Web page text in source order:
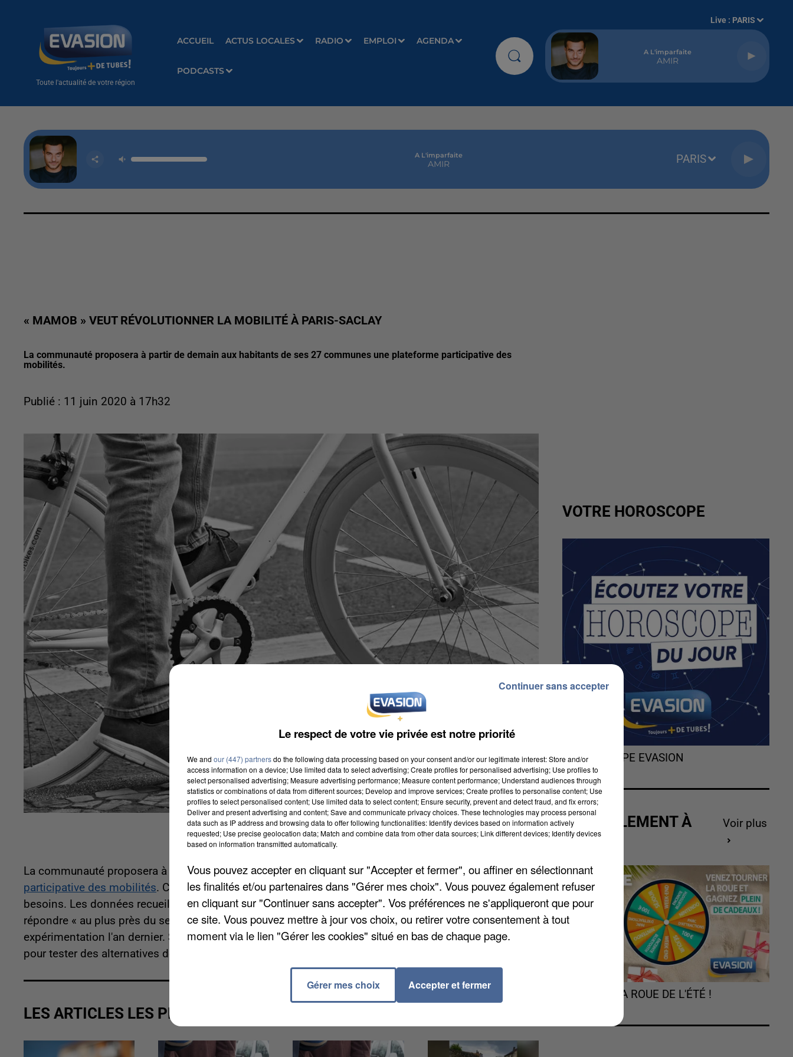
Toute l'actualité de votre région
ACCUEIL ACTUS LOCALES RADIO EMPLOI AGENDA
PODCASTS
Live : PARIS
A L'imparfaite
AMIR
A L'imparfaite
AMIR PARIS
« MAMOB » VEUT RÉVOLUTIONNER LA MOBILITÉ À PARIS-SACLAY
La communauté proposera à partir de demain aux habitants de ses 27 communes une plateforme participative des
mobilités.
Publié : 11 juin 2020 à 17h32
La communauté proposera à partir de demain aux habitants de ses 27 communesune plateforme
participative des mobilités. Chacun est invité à saisir son parcours, son mode de transport et ses
besoins. Les données recueillies permettront à Paris-Saclay d'affiner son offre de transport pour
répondre « au plus près du service attendu ». Cette plateforme, baptisée « maMob » était déjà en
expérimentation l'an dernier. Sur les 1.300 personnes qui l'ont essayée, 79% se disaient intéressées
pour tester des alternatives de mobilité comme le train ou le vélo, plutôt que la voiture.
LES ARTICLES LES PLUS VUS
VOTRE HOROSCOPE
L'HOROSCOPE EVASION
ACTUELLEMENT À
GAGNER
Voir plus
TOURNEZ LA ROUE DE L'ÉTÉ !
Le respect de votre vie privée est notre priorité
We and our (447) partnersdo the following data processing based on your consent and/or our legitimate interest: Store and/or
access information on a device; Use limited data to select advertising; Create profiles for personalised advertising; Use profiles to
select personalised advertising; Measure advertising performance; Measure content performance; Understand audiences through
statistics or combinations of data from different sources; Develop and improve services; Create profiles to personalise content; Use
profiles to select personalised content; Use limited data to select content; Ensure security, prevent and detect fraud, and fix errors;
Deliver and present advertising and content; Save and communicate privacy choices. These technologies may process personal
data such as IP address and browsing data to offer following functionalities: Identify devices based on information actively
requested; Use precise geolocation data; Match and combine data from other data sources; Link different devices; Identify devices
based on information transmitted automatically.
Vous pouvez accepter en cliquant sur "Accepter et fermer", ou affiner en sélectionnant
les finalités et/ou partenaires dans "Gérer mes choix". Vous pouvez également refuser
en cliquant sur "Continuer sans accepter". Vos préférences ne s'appliqueront que pour
ce site. Vous pouvez mettre à jour vos choix, ou retirer votre consentement à tout
moment via le lien "Gérer les cookies" situé en bas de chaque page.
Gérer mes choix Accepter et fermer
Continuer sans accepter